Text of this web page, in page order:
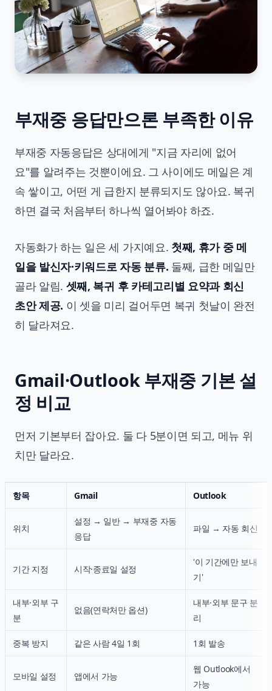
부재중 응답만으론 부족한 이유
부재중 자동응답은 상대에게 "지금 자리에 없어
요"를 알려주는 것뿐이에요. 그 사이에도 메일은 계
속 쌓이고, 어떤 게 급한지 분류되지도 않아요. 복귀
하면 결국 처음부터 하나씩 열어봐야 하죠.
자동화가 하는 일은 세 가지예요. 첫째, 휴가 중 메
일을 발신자·키워드로 자동 분류. 둘째, 급한 메일만
골라 알림. 셋째, 복귀 후 카테고리별 요약과 회신
초안 제공. 이 셋을 미리 걸어두면 복귀 첫날이 완전
히 달라져요.
Gmail·Outlook 부재중 기본 설
정 비교
먼저 기본부터 잡아요. 둘 다 5분이면 되고, 메뉴 위
치만 달라요.
항목 Gmail Outlook
위치
설정 → 일반 → 부재중 자동
응답
파일 → 자동 회신
기간 지정 시작·종료일 설정
'이 기간에만 보내
기'
내부·외부 구
분
없음(연락처만 옵션)
내부·외부 문구 분
리
중복 방지 같은 사람 4일 1회 1회 발송
모바일 설정 앱에서 가능
웹 Outlook에서
가능